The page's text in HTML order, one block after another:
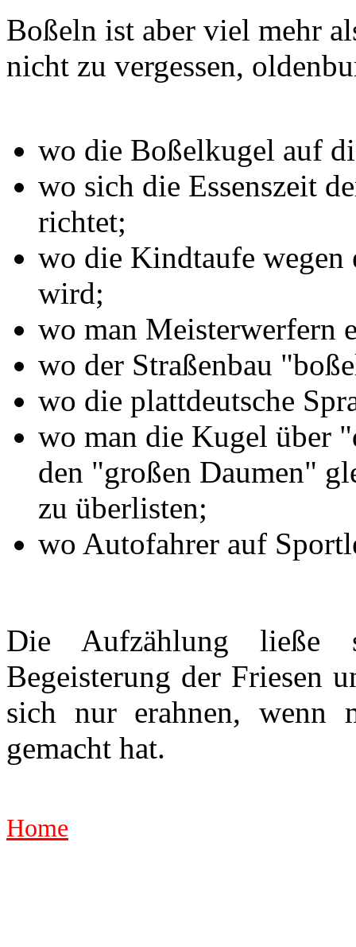
Boßeln ist aber viel mehr
nicht zu vergessen,
wo die Boßelkugel auf
wo sich die Essenszeit
richtet;
wo die Kindtaufe wegen
wird;
wo man Meisterwerfern
wo der Straßenbau
wo die plattdeutsche
wo man die Kugel über
den "großen Daumen"
zu überlisten;
wo Autofahrer auf
Die Aufzählung ließe
Begeisterung der Friesen
sich nur erahnen, wenn
gemacht hat.
Home